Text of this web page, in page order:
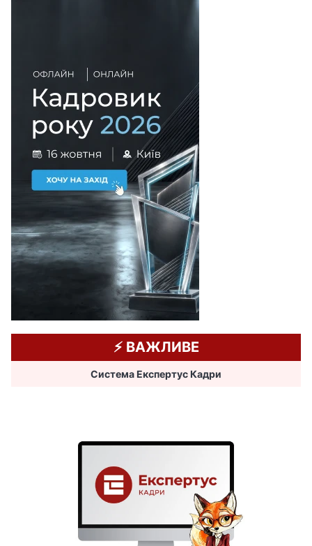
⚡️ ВАЖЛИВЕ
Система Експертус Кадри